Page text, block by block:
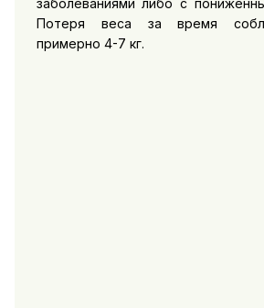
Потеря веса за время
примерно 4-7 кг.